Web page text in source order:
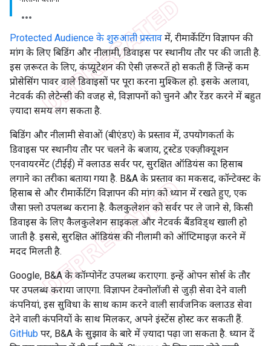
Protected Audience के शुरुआती प्रस्ताव में, रीमार्केटिंग विज्ञापन की
मांग के लिए बिडिंग और नीलामी, डिवाइस पर स्थानीय तौर पर की जाती है.
इस ज़रूरत के लिए, कंप्यूटेशन की ऐसी ज़रूरतें हो सकती हैं जिन्हें कम
प्रोसेसिंग पावर वाले डिवाइसों पर पूरा करना मुश्किल हो. इसके अलावा,
नेटवर्क की लेटेन्सी की वजह से, विज्ञापनों को चुनने और रेंडर करने में बहुत
ज़्यादा समय लग सकता है.
बिडिंग और नीलामी सेवाओं (बीएंडए) के प्रस्ताव में, उपयोगकर्ता के
डिवाइस पर स्थानीय तौर पर चलने के बजाय, ट्रस्टेड एक्ज़ीक्यूशन
एनवायरमेंट (टीईई) में क्लाउड सर्वर पर, सुरक्षित ऑडियंस का हिसाब
लगाने का तरीका बताया गया है. B&A के प्रस्ताव का मकसद, कॉन्टेक्स्ट के
हिसाब से और रीमार्केटिंग विज्ञापन की मांग को ध्यान में रखते हुए, एक
जैसा फ़्लो उपलब्ध कराना है. कैलकुलेशन को सर्वर पर ले जाने से, किसी
डिवाइस के लिए कैलकुलेशन साइकल और नेटवर्क बैंडविड्थ खाली हो
जाती है. इससे, सुरक्षित ऑडियंस की नीलामी को ऑप्टिमाइज़ करने में
मदद मिलती है.
Google, B&A के कॉम्पोनेंट उपलब्ध कराएगा. इन्हें ओपन सोर्स के तौर
पर उपलब्ध कराया जाएगा. विज्ञापन टेक्नोलॉजी से जुड़ी सेवा देने वाली
कंपनियां, इस सुविधा के साथ काम करने वाली सार्वजनिक क्लाउड सेवा
देने वाली कंपनियों के साथ मिलकर, अपने इंस्टेंस होस्ट कर सकती हैं.
GitHub पर, B&A के सुझाव के बारे में ज़्यादा पढ़ा जा सकता है. ध्यान दें